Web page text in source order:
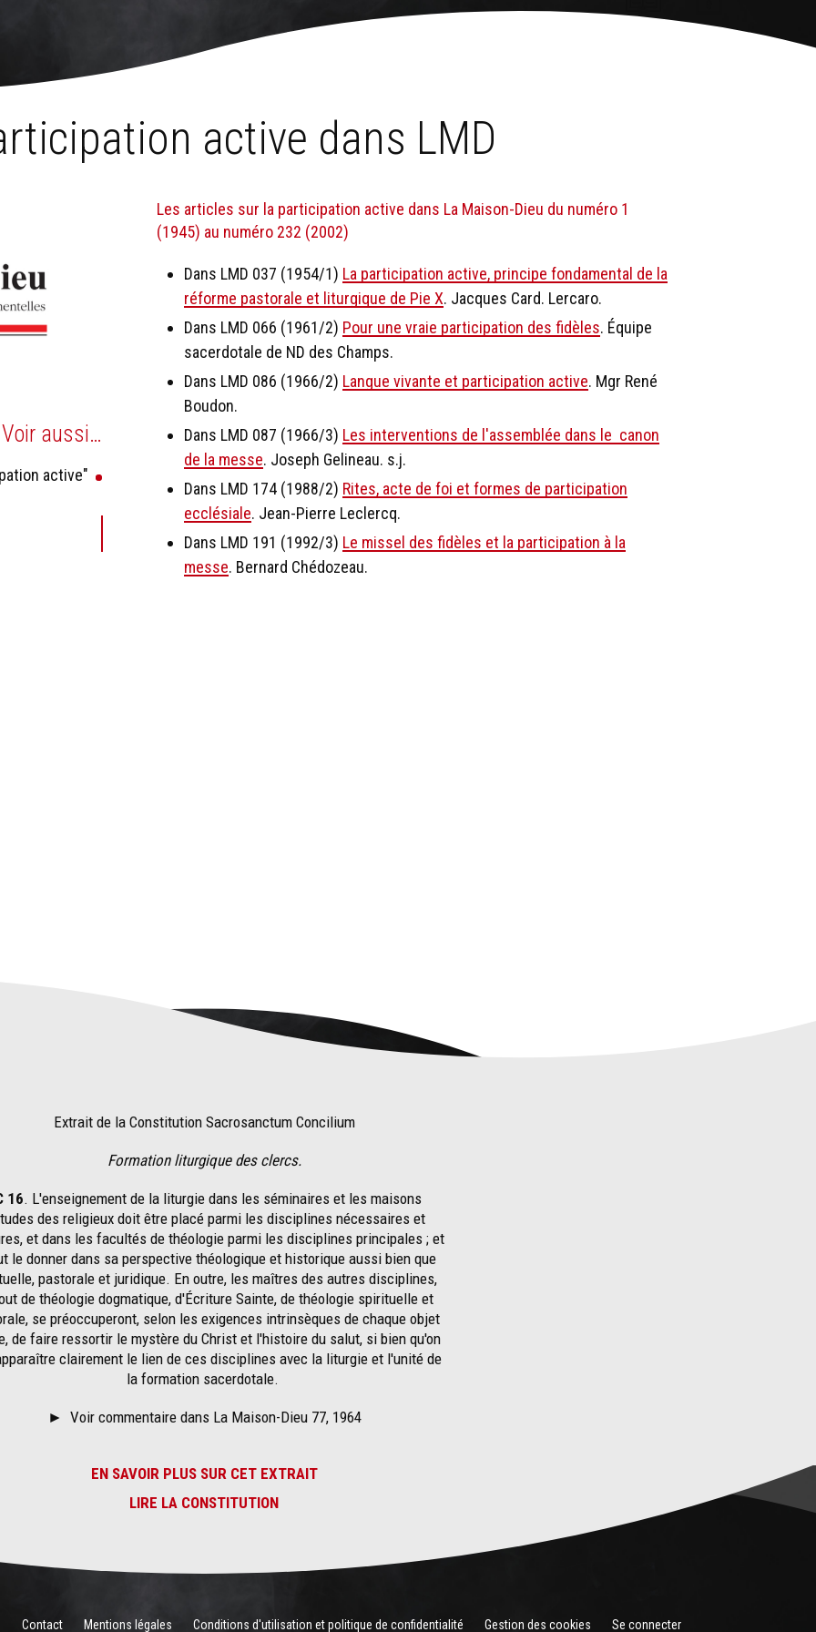
active dans LMD
Voir aussi…
active"
Les articles sur la participation active dans La Maison-Dieu du numéro 1
(1945) au numéro 232 (2002)
Dans LMD 037 (1954/1) La participation active, principe fondamental de la
réforme pastorale et liturgique de Pie X. Jacques Card. Lercaro.
Dans LMD 066 (1961/2) Pour une vraie participation des fidèles. Équipe
sacerdotale de ND des Champs.
Dans LMD 086 (1966/2) Langue vivante et participation active. Mgr René
Boudon.
Dans LMD 087 (1966/3) Les interventions de l'assemblée dans le canon
de la messe. Joseph Gelineau. s.j.
Dans LMD 174 (1988/2) Rites, acte de foi et formes de participation
ecclésiale. Jean-Pierre Leclercq.
Dans LMD 191 (1992/3) Le missel des fidèles et la participation à la
messe. Bernard Chédozeau.
Extrait de la Constitution Sacrosanctum Concilium
Formation liturgique des clercs.
16. L'enseignement de la liturgie dans les séminaires et les maisons
des religieux doit être placé parmi les disciplines nécessaires et
et dans les facultés de théologie parmi les disciplines principales ; et
le donner dans sa perspective théologique et historique aussi bien que
pastorale et juridique. En outre, les maîtres des autres disciplines,
de théologie dogmatique, d'Écriture Sainte, de théologie spirituelle et
se préoccuperont, selon les exigences intrinsèques de chaque objet
de faire ressortir le mystère du Christ et l'histoire du salut, si bien qu'on
clairement le lien de ces disciplines avec la liturgie et l'unité de
la formation sacerdotale.
► Voir commentaire dans La Maison-Dieu 77, 1964
EN SAVOIR PLUS SUR CET EXTRAIT
LIRE LA CONSTITUTION
Contact Mentions légales Conditions d'utilisation et politique de confidentialité Gestion des cookies Se connecter